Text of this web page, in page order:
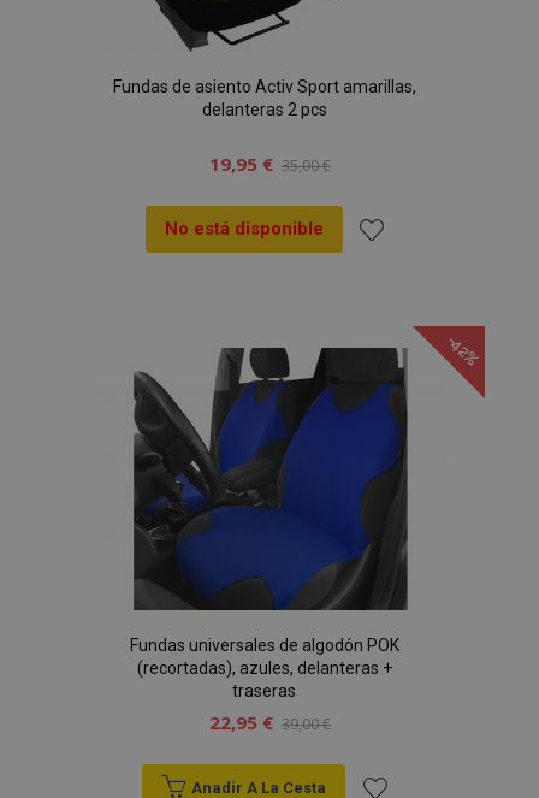
Fundas de asiento Activ Sport amarillas,
delanteras 2 pcs
19,95 € 35,00 €
No está disponible
Lista
de
Deseos
-42%
Fundas universales de algodón POK
(recortadas), azules, delanteras +
traseras
22,95 € 39,00 €
Anadir A La Cesta